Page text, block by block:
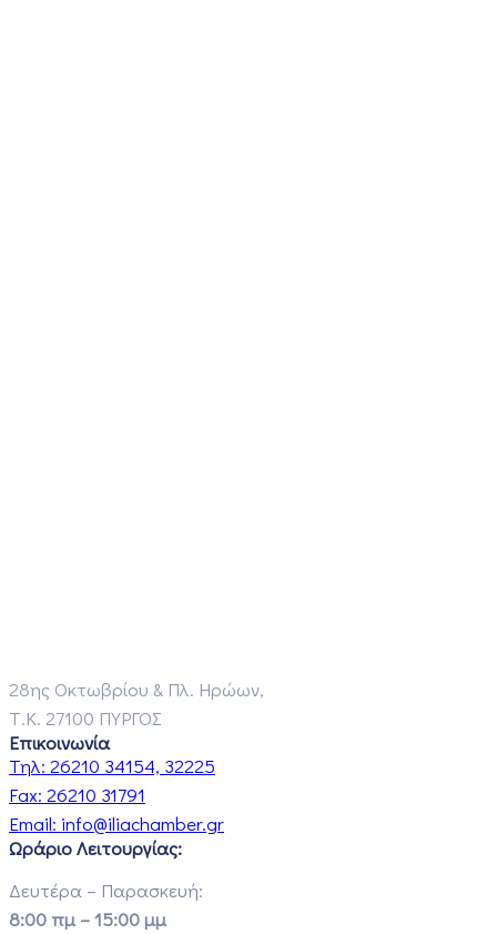
28ης Οκτωβρίου & Πλ. Ηρώων,
Τ.Κ. 27100 ΠΥΡΓΟΣ
Επικοινωνία
Τηλ: 26210 34154, 32225
Fax: 26210 31791
Email: info@iliachamber.gr
Ωράριο Λειτουργίας:
Δευτέρα – Παρασκευή:
8:00 πμ – 15:00 μμ